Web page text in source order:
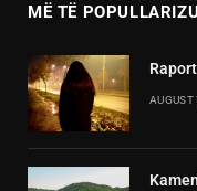
MË TË